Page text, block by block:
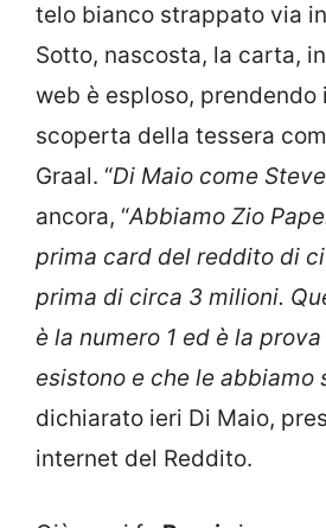
telo bianco strappato via
Sotto, nascosta, la carta,
web è esploso, prendendo
scoperta della tessera
Graal. “Di Maio come Steve
ancora, “Abbiamo Zio
prima card del reddito di
prima di circa 3 milioni.
è la numero 1 ed è la
esistono e che le abbiamo
dichiarato ieri Di Maio,
internet del Reddito.